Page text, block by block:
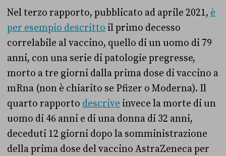
Nel terzo rapporto, pubblicato ad aprile 2021, è
per esempio descritto il primo decesso
correlabile al vaccino, quello di un uomo di 79
anni, con una serie di patologie pregresse,
morto a tre giorni dalla prima dose di vaccino a
mRna (non è chiarito se Pfizer o Moderna). Il
quarto rapporto descrive invece la morte di un
uomo di 46 anni e di una donna di 32 anni,
deceduti 12 giorni dopo la somministrazione
della prima dose del vaccino AstraZeneca per